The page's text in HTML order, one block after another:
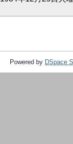
Powered by DSpace